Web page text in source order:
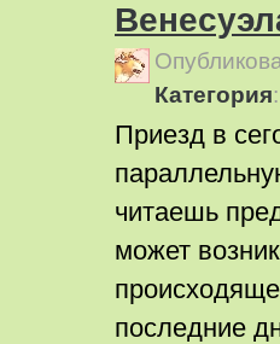
Категория:
Приезд в
читаешь
может
последние